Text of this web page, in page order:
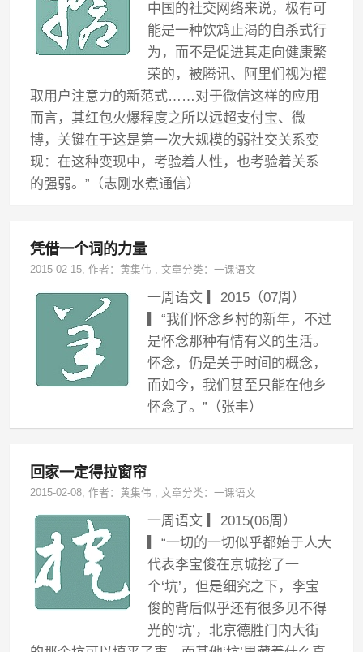
中国的社交网络来说，极有可
能是一种饮鸩止渴的自杀式行
为，而不是促进其走向健康繁
荣的，被腾讯、阿里们视为擢
取用户注意力的新范式……对于微信这样的应用
而言，其红包火爆程度之所以远超支付宝、微
博，关键在于这是第一次大规模的弱社交关系变
现：在这种变现中，考验着人性，也考验着关系
的强弱。”（志刚水煮通信）
凭借一个词的力量
2015-02-15, 作者：黄集伟 ,文章分类：一课语文
一周语文 ▎2015（07周）
▎“我们怀念乡村的新年，不过
是怀念那种有情有义的生活。
怀念，仍是关于时间的概念，
而如今，我们甚至只能在他乡
怀念了。”（张丰）
回家一定得拉窗帘
2015-02-08, 作者：黄集伟 ,文章分类：一课语文
一周语文 ▎2015(06周）
▎“一切的一切似乎都始于人大
代表李宝俊在京城挖了一
个‘坑’，但是细究之下，李宝
俊的背后似乎还有很多见不得
光的‘坑’，北京德胜门内大街